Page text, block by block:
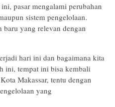
pasar mengalami perubahan
sistem pengelolaan.
yang relevan dengan
hari ini dan bagaimana kita
ini, tempat ini bisa kembali
Makassar, tentu dengan
yang